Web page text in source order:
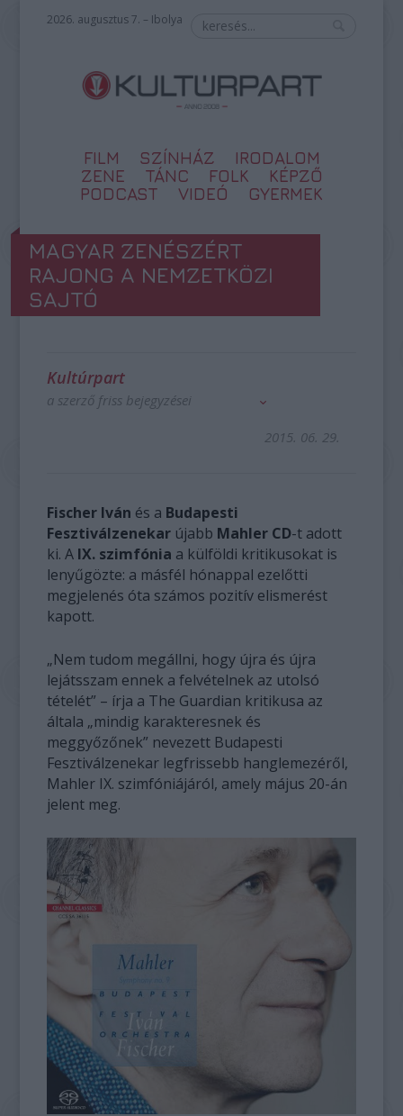
2026. augusztus 7. – Ibolya
FILM SZÍNHÁZ
IRODALOM
ZENE
TÁNC FOLK
KÉPZŐ
PODCAST
VIDEÓ GYERMEK
MAGYAR ZENÉSZÉRT
RAJONG A NEMZETKÖZI
SAJTÓ
Kultúrpart
a szerző friss bejegyzései
2015. 06. 29.
Fischer Iván és a Budapesti
Fesztiválzenekar újabb Mahler CD-t adott
ki. A IX. szimfónia a külföldi kritikusokat is
lenyűgözte: a másfél hónappal ezelőtti
megjelenés óta számos pozitív elismerést
kapott.
„Nem tudom megállni, hogy újra és újra
lejátsszam ennek a felvételnek az utolsó
tételét” – írja a The Guardian kritikusa az
általa „mindig karakteresnek és
meggyőzőnek” nevezett Budapesti
Fesztiválzenekar legfrissebb hanglemezéről,
Mahler IX. szimfóniájáról, amely május 20-án
jelent meg.